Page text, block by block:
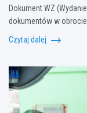
Dokument WZ
dokumentów w
Czytaj dalej